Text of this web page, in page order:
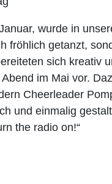
wurde in
fröhlich getanzt,
sich kreativ
im Mai vor.
Cheerleader
und einmalig
the radio on!“